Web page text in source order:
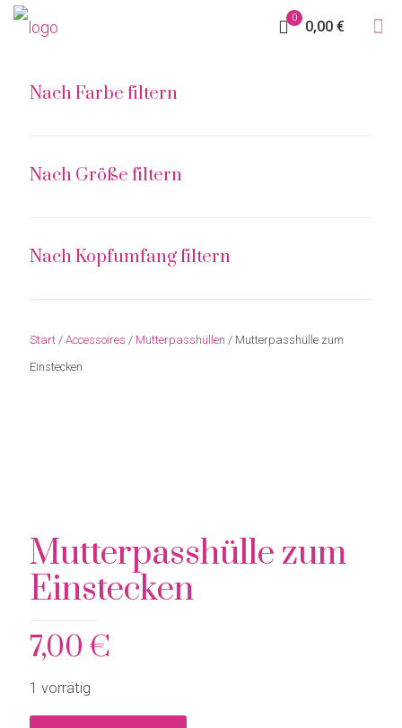
0
0,00 €
Mutterpasshülle zum
Einstecken
7,00 €
1 vorrätig
Nach Farbe filtern
Nach Größe filtern
Nach Kopfumfang filtern
Start / Accessoires / Mutterpasshüllen / Mutterpasshülle zum
Einstecken